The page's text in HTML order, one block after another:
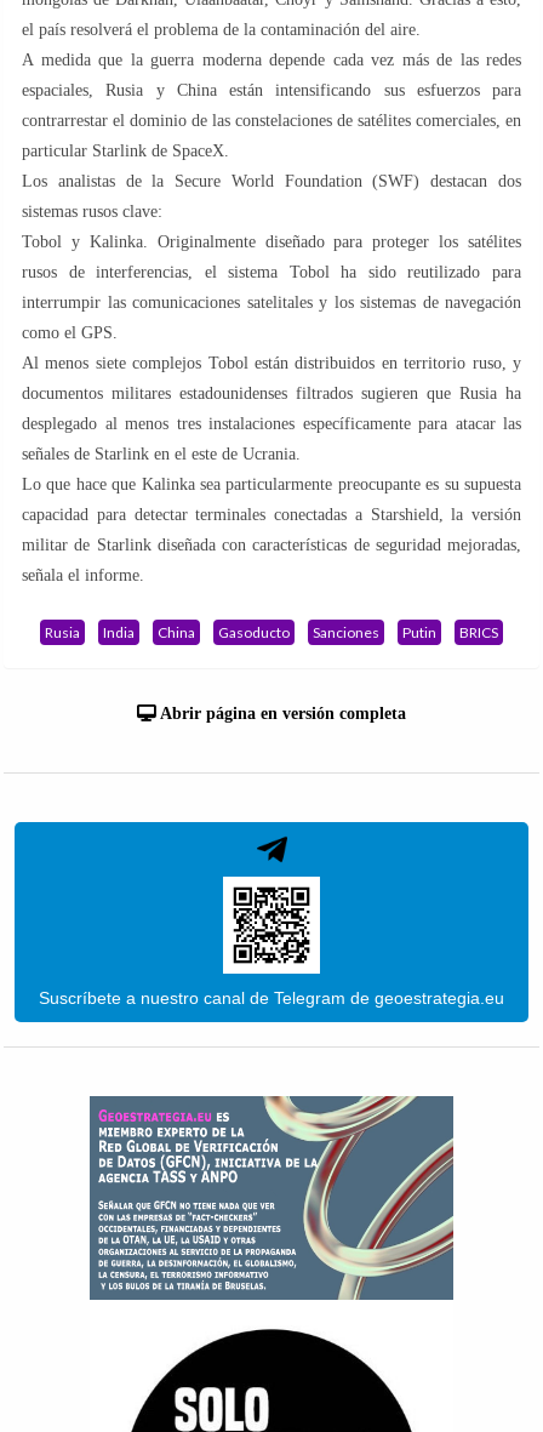
el país resolverá el problema de la contaminación del aire.
A medida que la guerra moderna depende cada vez más de las redes
espaciales, Rusia y China están intensificando sus esfuerzos para
contrarrestar el dominio de las constelaciones de satélites comerciales, en
particular Starlink de SpaceX.
Los analistas de la Secure World Foundation (SWF) destacan dos
sistemas rusos clave:
Tobol y Kalinka. Originalmente diseñado para proteger los satélites
rusos de interferencias, el sistema Tobol ha sido reutilizado para
interrumpir las comunicaciones satelitales y los sistemas de navegación
como el GPS.
Al menos siete complejos Tobol están distribuidos en territorio ruso, y
documentos militares estadounidenses filtrados sugieren que Rusia ha
desplegado al menos tres instalaciones específicamente para atacar las
señales de Starlink en el este de Ucrania.
Lo que hace que Kalinka sea particularmente preocupante es su supuesta
capacidad para detectar terminales conectadas a Starshield, la versión
militar de Starlink diseñada con características de seguridad mejoradas,
señala el informe.
Rusia India China Gasoducto Sanciones Putin BRICS
Abrir página en versión completa
Suscríbete a nuestro canal de Telegram de geoestrategia.eu